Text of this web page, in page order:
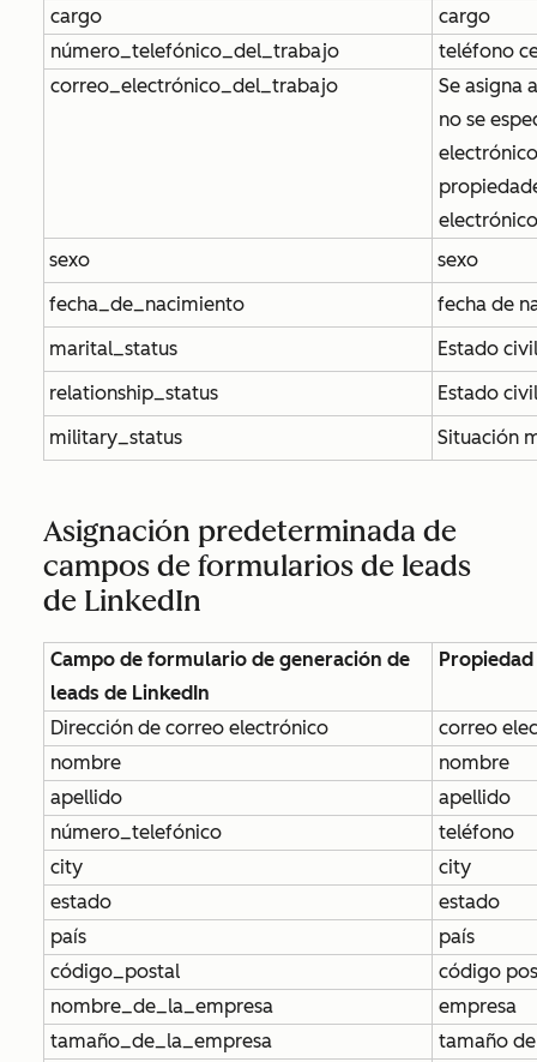
cargo
cargo
número_telefónico_del_trabajo
teléfono
correo_electrónico_del_trabajo
Se asigna
no se
sexo
sexo
fecha_de_nacimiento
fecha de
marital_status
Estado civil
relationship_status
Estado civil
military_status
Situación
Asignación predeterminada de
campos de formularios de leads
de LinkedIn
Campo de formulario de generación de
leads de LinkedIn
Dirección de correo electrónico
correo
nombre
nombre
apellido
apellido
número_telefónico
teléfono
city
city
estado
estado
país
país
código_postal
código
nombre_de_la_empresa
empresa
tamaño_de_la_empresa
tamaño